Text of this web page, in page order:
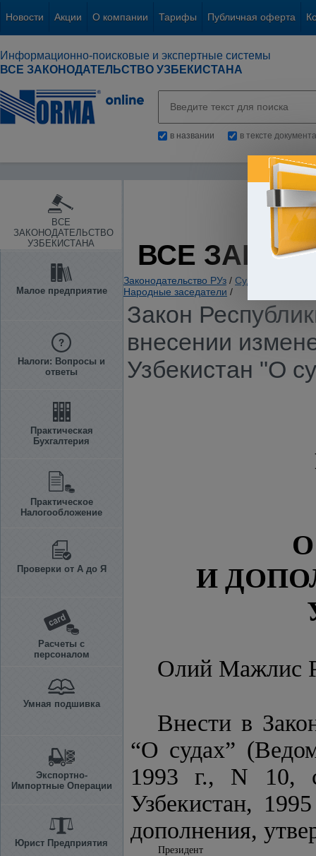
Новости Акции О компании Тарифы Публичная оферта
Информационно-поисковые и экспертные системы
ВСЕ ЗАКОНОДАТЕЛЬСТВО УЗБЕКИСТАНА
в названии в тексте документа
ВСЕ
ЗАКОНОДАТЕЛЬСТВО
УЗБЕКИСТАНА
Малое предприятие
Налоги: Вопросы и
ответы
Практическая
Бухгалтерия
Практическое
Налогообложение
Проверки от А до Я
Расчеты с
персоналом
Умная подшивка
Экспортно-
Импортные Операции
Юрист Предприятия
ВСЕ
Законодательство РУз / Судебная
Народные заседатели /
Закон
внесении
Узбекистан "О
И
Олий Мажлис
Внести в
“О судах”
1993 г., N 10,
Узбекистан,
дополнения,
Президент